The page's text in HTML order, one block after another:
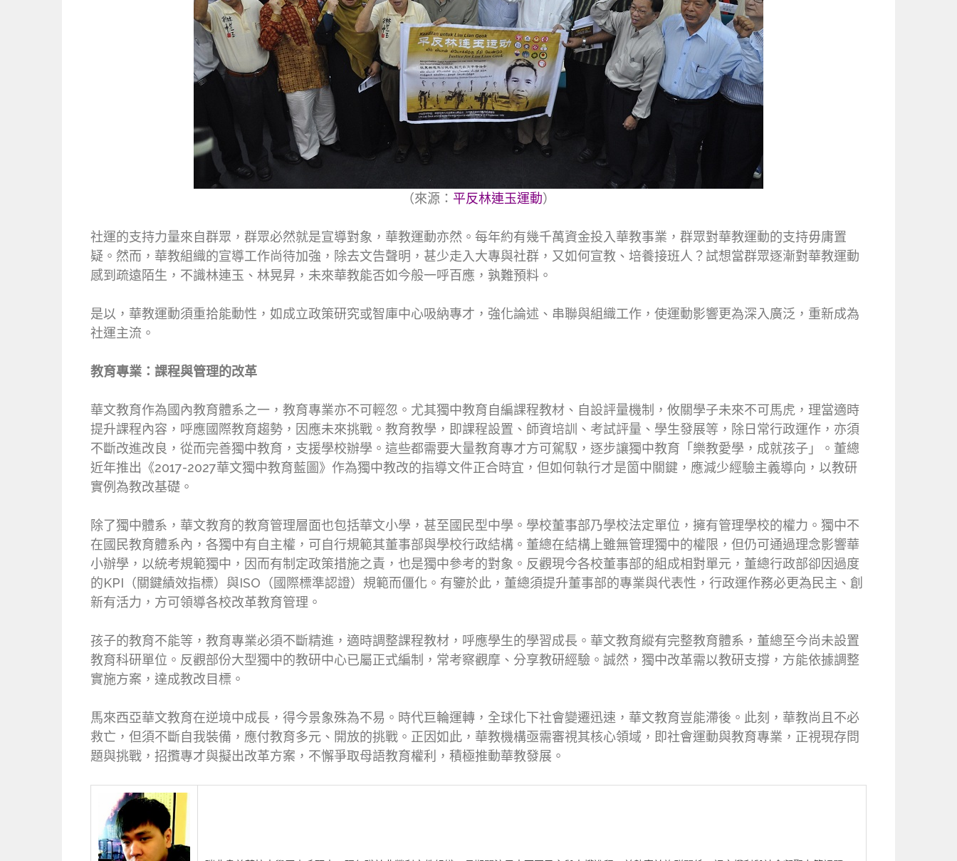
（來源： 平反林連玉運動）
社運的支持力量來自群眾，群眾必然就是宣導對象，華教運動亦然。每年約有幾千萬資金投入華教事業，群眾對華教運動的支持毋庸置
疑。然而，華教組織的宣導工作尚待加強，除去文告聲明，甚少走入大專與社群，又如何宣教、培養接班人？試想當群眾逐漸對華教運動
感到疏遠陌生，不識林連玉、林晃昇，未來華教能否如今般一呼百應，孰難預料。
是以，華教運動須重拾能動性，如成立政策研究或智庫中心吸納專才，強化論述、串聯與組織工作，使運動影響更為深入廣泛，重新成為
社運主流。
教育專業：課程與管理的改革
華文教育作為國內教育體系之一，教育專業亦不可輕忽。尤其獨中教育自編課程教材、自設評量機制，攸關學子未來不可馬虎，理當適時
提升課程內容，呼應國際教育趨勢，因應未來挑戰。教育教學，即課程設置、師資培訓、考試評量、學生發展等，除日常行政運作，亦須
不斷改進改良，從而完善獨中教育，支援學校辦學。這些都需要大量教育專才方可駕馭，逐步讓獨中教育「樂教愛學，成就孩子」。董總
近年推出《2017-2027華文獨中教育藍圖》作為獨中教改的指導文件正合時宜，但如何執行才是箇中關鍵，應減少經驗主義導向，以教研
實例為教改基礎。
除了獨中體系，華文教育的教育管理層面也包括華文小學，甚至國民型中學。學校董事部乃學校法定單位，擁有管理學校的權力。獨中不
在國民教育體系內，各獨中有自主權，可自行規範其董事部與學校行政結構。董總在結構上雖無管理獨中的權限，但仍可通過理念影響華
小辦學，以統考規範獨中，因而有制定政策措施之責，也是獨中參考的對象。反觀現今各校董事部的組成相對單元，董總行政部卻因過度
的KPI（關鍵績效指標）與ISO（國際標準認證）規範而僵化。有鑒於此，董總須提升董事部的專業與代表性，行政運作務必更為民主、創
新有活力，方可領導各校改革教育管理。
孩子的教育不能等，教育專業必須不斷精進，適時調整課程教材，呼應學生的學習成長。華文教育縱有完整教育體系，董總至今尚未設置
教育科研單位。反觀部份大型獨中的教研中心已屬正式編制，常考察觀摩、分享教研經驗。誠然，獨中改革需以教研支撐，方能依據調整
實施方案，達成教改目標。
馬來西亞華文教育在逆境中成長，得今景象殊為不易。時代巨輪運轉，全球化下社會變遷迅速，華文教育豈能滯後。此刻，華教尚且不必
救亡，但須不斷自我裝備，應付教育多元、開放的挑戰。正因如此，華教機構亟需審視其核心領域，即社會運動與教育專業，正視現存問
題與挑戰，招攬專才與擬出改革方案，不懈爭取母語教育權利，積極推動華教發展。